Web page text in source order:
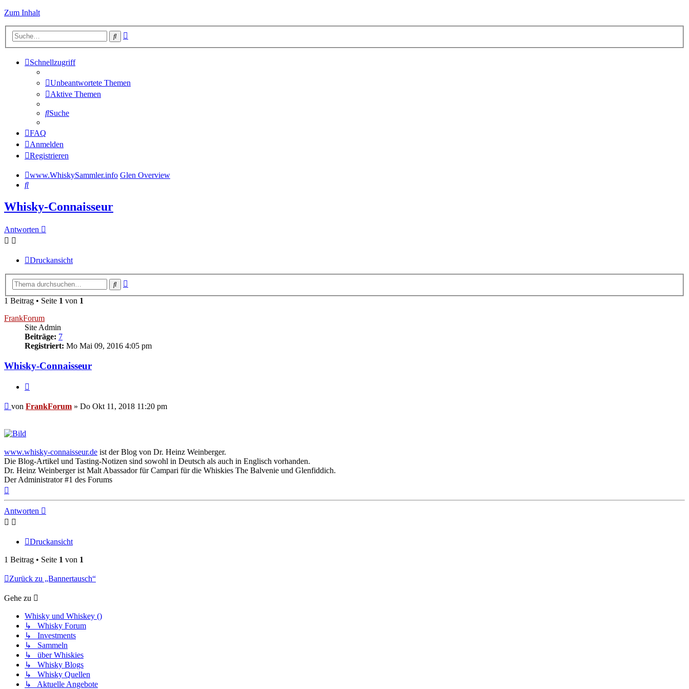
Zum Inhalt
Suche
Schnellzugriff
Unbeantwortete Themen
Aktive Themen
Suche
FAQ
Anmelden
Registrieren
www.WhiskySammler.info Glen Overview
Suche
Whisky-Connaisseur
Antworten
Druckansicht
Suche
1 Beitrag • Seite 1 von 1
FrankForum
Site Admin
Beiträge: 7
Registriert: Mo Mai 09, 2016 4:05 pm
Whisky-Connaisseur
Beitrag
von FrankForum » Do Okt 11, 2018 11:20 pm
www.whisky-connaisseur.de ist der Blog von Dr. Heinz Weinberger.
Die Blog-Artikel und Tasting-Notizen sind sowohl in Deutsch als auch in Englisch vorhanden.
Dr. Heinz Weinberger ist Malt Abassador für Campari für die Whiskies The Balvenie und Glenfiddich.
Der Administrator #1 des Forums
oben
Antworten
Druckansicht
1 Beitrag • Seite 1 von 1
Zurück zu „Bannertausch“
Gehe zu
Whisky und Whiskey ()
↳ Whisky Forum
↳ Investments
↳ Sammeln
↳ über Whiskies
↳ Whisky Blogs
↳ Whisky Quellen
↳ Aktuelle Angebote